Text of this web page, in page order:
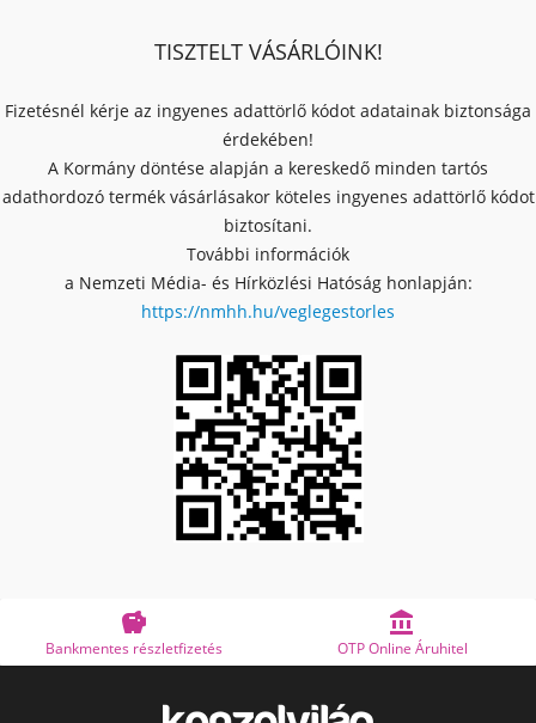
TISZTELT VÁSÁRLÓINK!
Fizetésnél kérje az ingyenes adattörlő kódot adatainak biztonsága
érdekében!
A Kormány döntése alapján a kereskedő minden tartós
adathordozó termék vásárlásakor köteles ingyenes adattörlő kódot
biztosítani.
További információk
a Nemzeti Média- és Hírközlési Hatóság honlapján:
https://nmhh.hu/veglegestorles

Bankmentes részletfizetés

OTP Online Áruhitel